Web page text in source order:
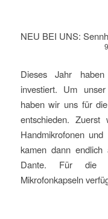
NEU BEI UNS:
Dieses Jahr
investiert. Um
haben wir uns für
entschieden.
Handmikrofonen
kamen dann
Dante. Für die
Mikrofonkapseln